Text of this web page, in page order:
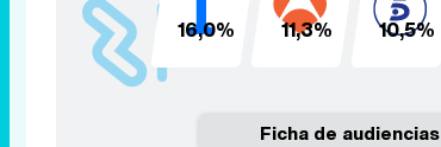
16,0% 11,3% 10,5%
Ficha de audiencias